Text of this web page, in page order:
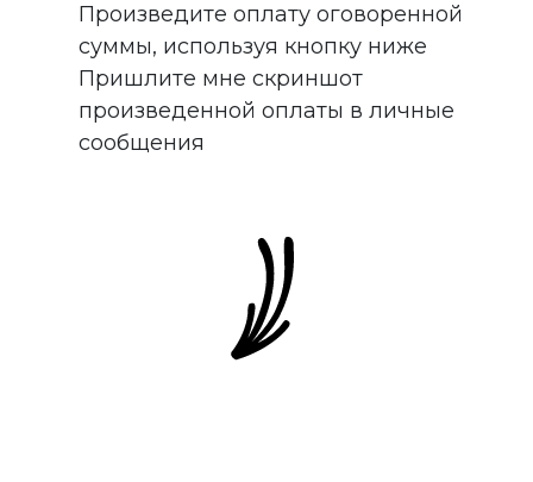
Произведите оплату оговоренной
суммы, используя кнопку ниже
Пришлите мне скриншот
произведенной оплаты в личные
сообщения